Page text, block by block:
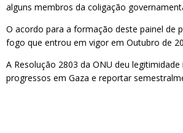
alguns membros da coligação
O acordo para a formação deste painel de
fogo que entrou em vigor em Outubro de
A Resolução 2803 da ONU deu
progressos em Gaza e reportar